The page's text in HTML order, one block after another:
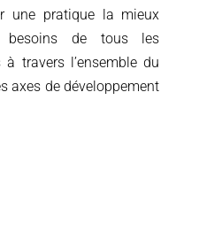
une pratique la mieux
besoins de tous les
travers l’ensemble du
axes de développement